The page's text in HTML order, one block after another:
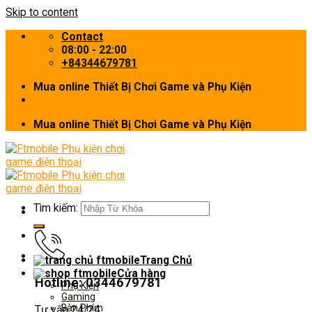
Skip to content
Contact
08:00 - 22:00
+84344679781
Mua online Thiết Bị Chơi Game và Phụ Kiện
Mua online Thiết Bị Chơi Game và Phụ Kiện
Hotline: 0344679781
Tìm kiếm:
Trang Chủ
Cửa hàng
Phụ Kiện
Gaming
Bàn Phím